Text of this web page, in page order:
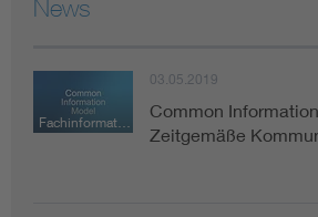
News
03.05.2019
Common
Zeitgemäße